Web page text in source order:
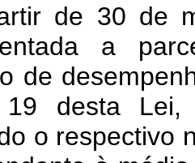
de 30 de
a
de
desta Lei,
o respectivo